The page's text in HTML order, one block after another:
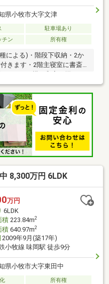
県小牧市大字文津
駐車場あり
チン 所有権
による)・階段下収納・2か
きます・2階主寝室に書斎が
の身支度がスムーズです・キ
面をカバーするワイドなバ
き和室で安心してお客様を
8,300万円 6LDK
万円
6LDK
積223.84m2
積640.97m2
2009年9月(築17年)
小牧線 味岡駅 徒歩9分
県小牧市大字東田中
所有権